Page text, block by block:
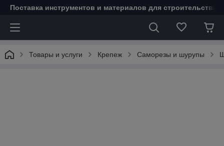
Поставка инструментов и материалов для строительства
Товары и услуги Крепеж Саморезы и шурупы